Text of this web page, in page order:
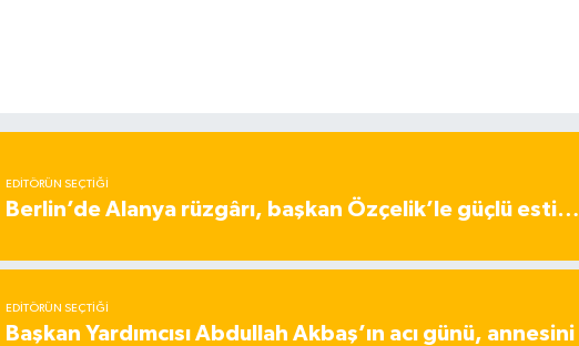
EDITÖRÜN SEÇTIĞI
Berlin’de Alanya rüzgârı, başkan Özçelik’le güçlü esti…
EDITÖRÜN SEÇTIĞI
Başkan Yardımcısı Abdullah Akbaş’ın acı günü, annesini